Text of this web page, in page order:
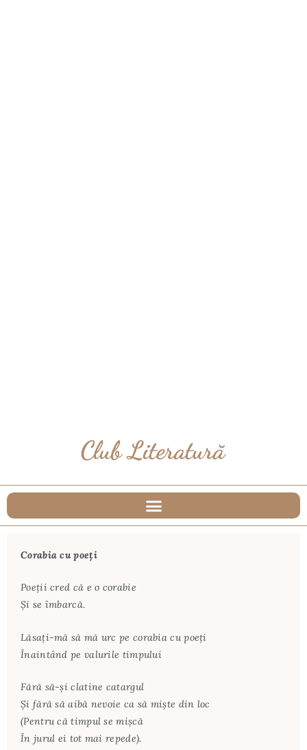
Corabia cu poeţi
Poeţii cred că e o corabie
Şi se îmbarcă.
Lăsaţi-mă să mă urc pe corabia cu poeţi
Înaintând pe valurile timpului
Fără să-şi clatine catargul
Şi fără să aibă nevoie ca să mişte din loc
(Pentru că timpul se mişcă
În jurul ei tot mai repede).